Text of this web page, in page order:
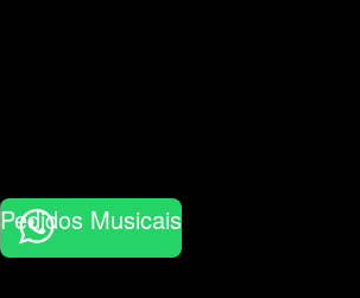
Pedidos Musicais